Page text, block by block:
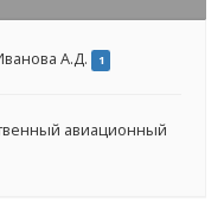
А.Д. 1
авиационный